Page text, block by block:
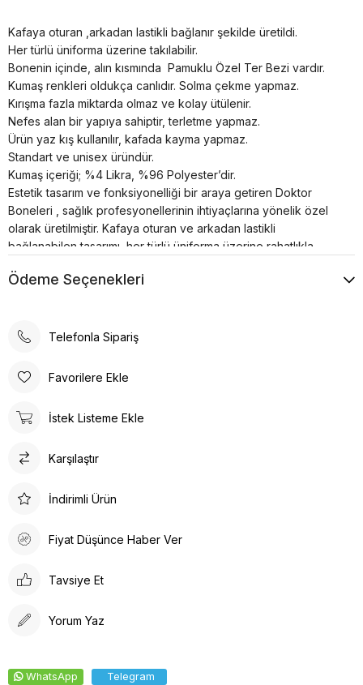
Kafaya oturan ,arkadan lastikli bağlanır şekilde üretildi.
Her türlü üniforma üzerine takılabilir.
Bonenin içinde, alın kısmında Pamuklu Özel Ter Bezi vardır.
Kumaş renkleri oldukça canlıdır. Solma çekme yapmaz.
Kırışma fazla miktarda olmaz ve kolay ütülenir.
Nefes alan bir yapıya sahiptir, terletme yapmaz.
Ürün yaz kış kullanılır, kafada kayma yapmaz.
Standart ve unisex üründür.
Kumaş içeriği; %4 Likra, %96 Polyester’dir.
Estetik tasarım ve fonksiyonelliği bir araya getiren Doktor
Boneleri , sağlık profesyonellerinin ihtiyaçlarına yönelik özel
olarak üretilmiştir. Kafaya oturan ve arkadan lastikli
bağlanabilen tasarımı, her türlü üniforma üzerine rahatlıkla
Bonenin iç kısmında yer alan pamuklu özel ter bezi, kullanıcıya
minimum seviyededir ve kolayca ütülenebilir. Nefes alan
Ürün, kafada kayma yapmayacak şekilde tasarlanmıştır, bu da
her cinsiyet ve beden tipine uygunluğu artırır.
bulacaksınız. Sağlığınız için en iyisi!
Doktor Bone, sağlık profesyonelleri için ideal bir seçenektir.
ter bezi iç yüzeyi ile konforlu bir deneyim sunar. Dayanıklı
kumaşı solma yapmaz, kolay ütülenir ve canlı renkleri ile şıklığı
Ödeme Seçenekleri
Telefonla Sipariş
Favorilere Ekle
İstek Listeme Ekle
Karşılaştır
İndirimli Ürün
Fiyat Düşünce Haber Ver
Tavsiye Et
Yorum Yaz
WhatsApp Telegram